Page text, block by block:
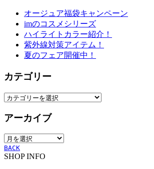
オージュア福袋キャンペーン
imのコスメシリーズ
ハイライトカラー紹介！
紫外線対策アイテム！
夏のフェア開催中！
カテゴリー
カ
ゴ
ー
アーカイブ
ア
ー
カ
BACK
SHOP INFO